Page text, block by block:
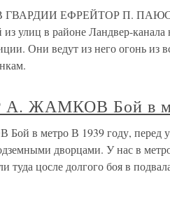
ЕФРЕЙТОР П.
улиц в районе Ландвер-канала
Они ведут из него огонь из
ЖАМКОВ Бой в
метро В 1939 году, перед
дворцами. У нас в метро
цосле долгого боя в